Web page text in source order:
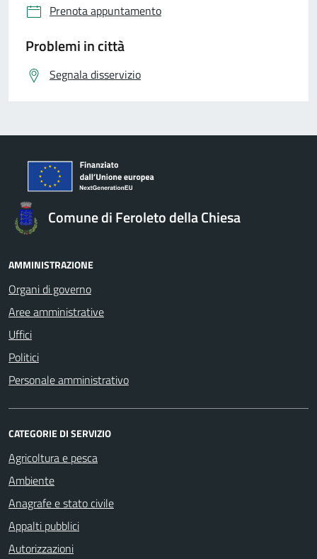
Prenota appuntamento
Problemi in città
Segnala disservizio
Comune di Feroleto della Chiesa
AMMINISTRAZIONE
Organi di governo
Aree amministrative
Uffici
Politici
Personale amministrativo
CATEGORIE DI SERVIZIO
Agricoltura e pesca
Ambiente
Anagrafe e stato civile
Appalti pubblici
Autorizzazioni